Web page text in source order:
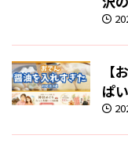
【
ぱ